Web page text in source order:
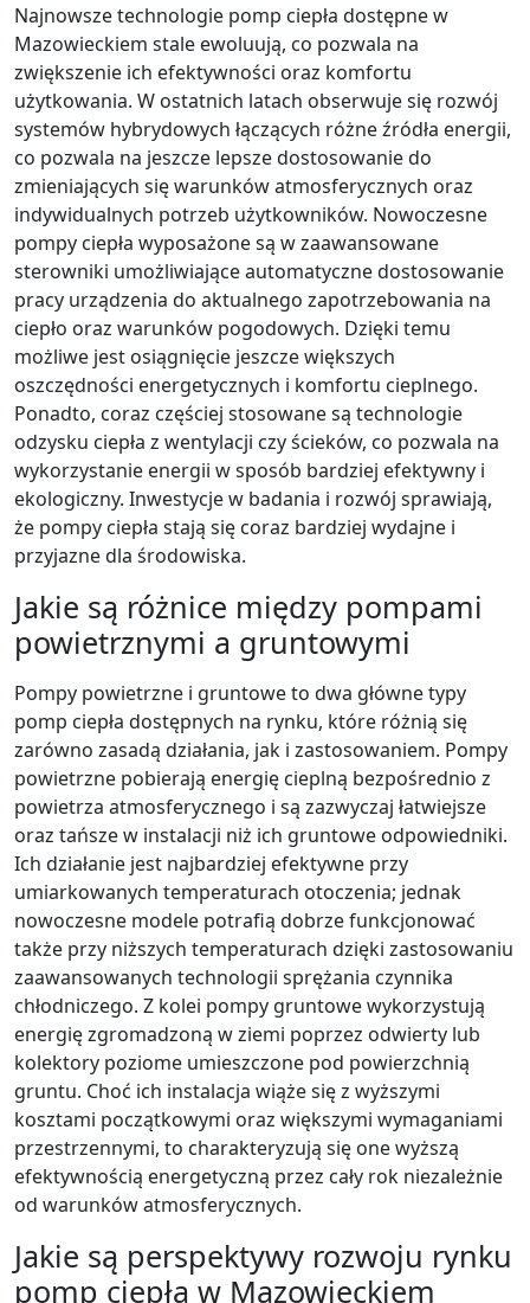
Najnowsze technologie pomp ciepła dostępne w
Mazowieckiem stale ewoluują, co pozwala na
zwiększenie ich efektywności oraz komfortu
użytkowania. W ostatnich latach obserwuje się rozwój
systemów hybrydowych łączących różne źródła energii,
co pozwala na jeszcze lepsze dostosowanie do
zmieniających się warunków atmosferycznych oraz
indywidualnych potrzeb użytkowników. Nowoczesne
pompy ciepła wyposażone są w zaawansowane
sterowniki umożliwiające automatyczne dostosowanie
pracy urządzenia do aktualnego zapotrzebowania na
ciepło oraz warunków pogodowych. Dzięki temu
możliwe jest osiągnięcie jeszcze większych
oszczędności energetycznych i komfortu cieplnego.
Ponadto, coraz częściej stosowane są technologie
odzysku ciepła z wentylacji czy ścieków, co pozwala na
wykorzystanie energii w sposób bardziej efektywny i
ekologiczny. Inwestycje w badania i rozwój sprawiają,
że pompy ciepła stają się coraz bardziej wydajne i
przyjazne dla środowiska.
Jakie są różnice między pompami
powietrznymi a gruntowymi
Pompy powietrzne i gruntowe to dwa główne typy
pomp ciepła dostępnych na rynku, które różnią się
zarówno zasadą działania, jak i zastosowaniem. Pompy
powietrzne pobierają energię cieplną bezpośrednio z
powietrza atmosferycznego i są zazwyczaj łatwiejsze
oraz tańsze w instalacji niż ich gruntowe odpowiedniki.
Ich działanie jest najbardziej efektywne przy
umiarkowanych temperaturach otoczenia; jednak
nowoczesne modele potrafią dobrze funkcjonować
także przy niższych temperaturach dzięki zastosowaniu
zaawansowanych technologii sprężania czynnika
chłodniczego. Z kolei pompy gruntowe wykorzystują
energię zgromadzoną w ziemi poprzez odwierty lub
kolektory poziome umieszczone pod powierzchnią
gruntu. Choć ich instalacja wiąże się z wyższymi
kosztami początkowymi oraz większymi wymaganiami
przestrzennymi, to charakteryzują się one wyższą
efektywnością energetyczną przez cały rok niezależnie
od warunków atmosferycznych.
Jakie są perspektywy rozwoju rynku
pomp ciepła w Mazowieckiem